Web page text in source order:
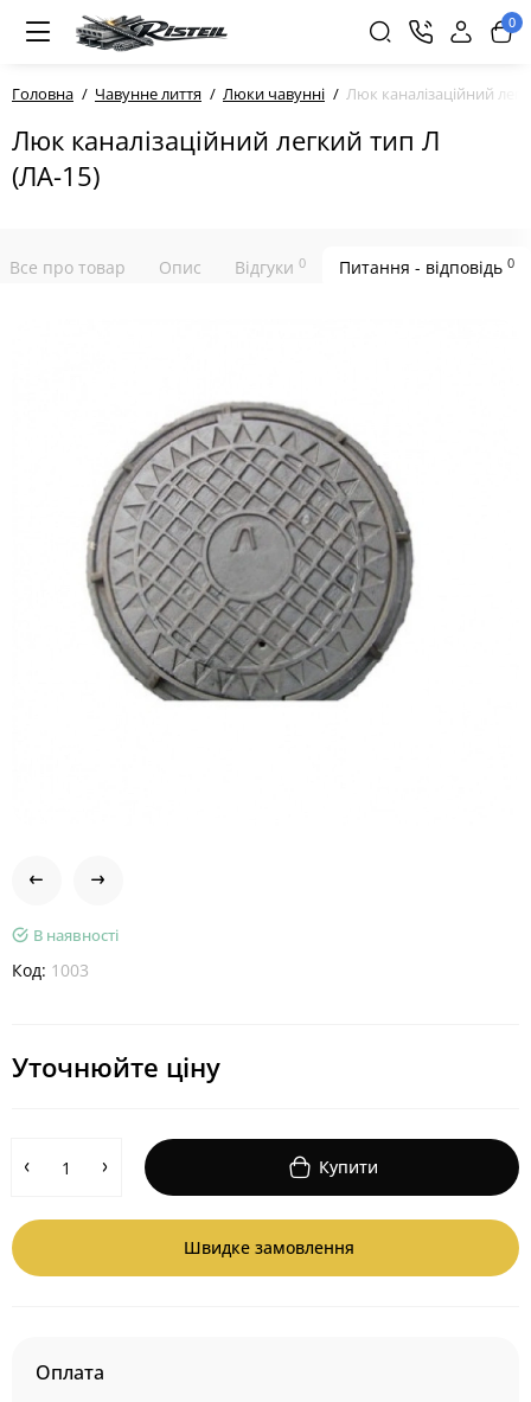
0
Головна Чавунне лиття Люки чавунні Люк каналізаційний
Люк каналізаційний легкий тип Л
(ЛА-15)
Все про товар Опис Відгуки 0 Питання - відповідь 0
В наявності
Код: 1003
Уточнюйте ціну
Купити
Швидке замовлення
Оплата